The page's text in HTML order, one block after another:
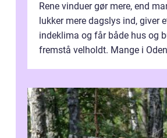
Rene vinduer gør mere, end
lukker mere dagslys ind, giver
indeklima og får både hus og
fremstå velholdt. Mange i